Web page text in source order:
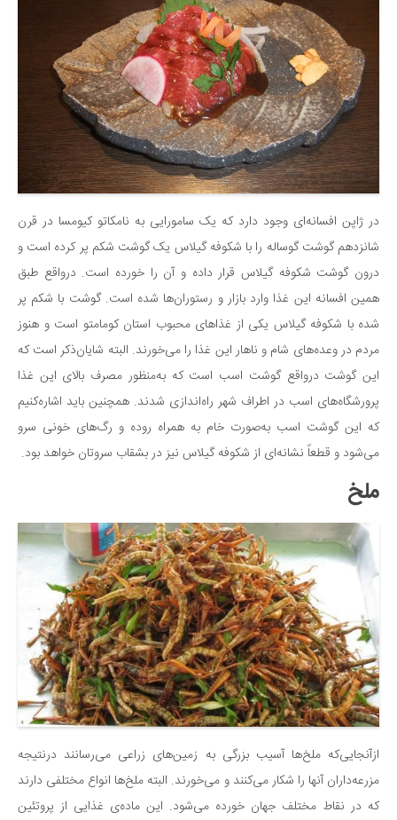
در ژاپن افسانه‌ای وجود دارد که یک سامورایی به نامکاتو کیومسا در قرن
شانزدهم گوشت گوساله را با شکوفه گیلاس یک گوشت شکم پر کرده است و
درون گوشت شکوفه گیلاس قرار داده و آن را خورده است. درواقع طبق
همین افسانه این غذا وارد بازار و رستوران‌ها شده است. گوشت با شکم پر
شده با شکوفه گیلاس یکی از غذاهای محبوب استان کومامتو است و هنوز
مردم در وعده‌های شام و ناهار این غذا را می‌خورند. البته شایان‌ذکر است که
این گوشت درواقع گوشت اسب است که به‌منظور مصرف بالای این غذا
پرورشگاه‌های اسب در اطراف شهر راه‌اندازی شدند. همچنین باید اشاره‌کنیم
که این گوشت اسب به‌صورت خام به همراه روده و رگ‌های خونی سرو
می‌شود و قطعاً نشانه‌ای از شکوفه گیلاس نیز در بشقاب سروتان خواهد بود.
ملخ
ازآنجایی‌که ملخ‌ها آسیب بزرگی به زمین‌های زراعی می‌رسانند درنتیجه
مزرعه‌داران آنها را شکار می‌کنند و می‌خورند. البته ملخ‌ها انواع مختلفی دارند
که در نقاط مختلف جهان خورده می‌شود. این ماده‌ی غذایی از پروتئین